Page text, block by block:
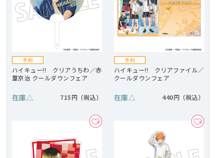
ハイキュー!! クリアうちわ／赤
葦京治 クールダウンフェア
在庫△ 715円
ハイキュー!! クリアファイル／
クールダウンフェア
在庫△ 440円